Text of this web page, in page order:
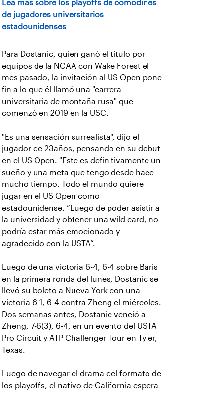
Lea más sobre los playoffs de comodines
de jugadores universitarios
estadounidenses
Para Dostanic, quien ganó el título por
equipos de la NCAA con Wake Forest el
mes pasado, la invitación al US Open pone
fin a lo que él llamó una "carrera
universitaria de montaña rusa" que
comenzó en 2019 en la USC.
"Es una sensación surrealista", dijo el
jugador de 23años, pensando en su debut
en el US Open. "Este es definitivamente un
sueño y una meta que tengo desde hace
mucho tiempo. Todo el mundo quiere
jugar en el US Open como
estadounidense. “Luego de poder asistir a
la universidad y obtener una wild card, no
podría estar más emocionado y
agradecido con la USTA”.
Luego de una victoria 6-4, 6-4 sobre Baris
en la primera ronda del lunes, Dostanic se
llevó su boleto a Nueva York con una
victoria 6-1, 6-4 contra Zheng el miércoles.
Dos semanas antes, Dostanic venció a
Zheng, 7-6(3), 6-4, en un evento del USTA
Pro Circuit y ATP Challenger Tour en Tyler,
Texas.
Luego de navegar el drama del formato de
los playoffs, el nativo de California espera